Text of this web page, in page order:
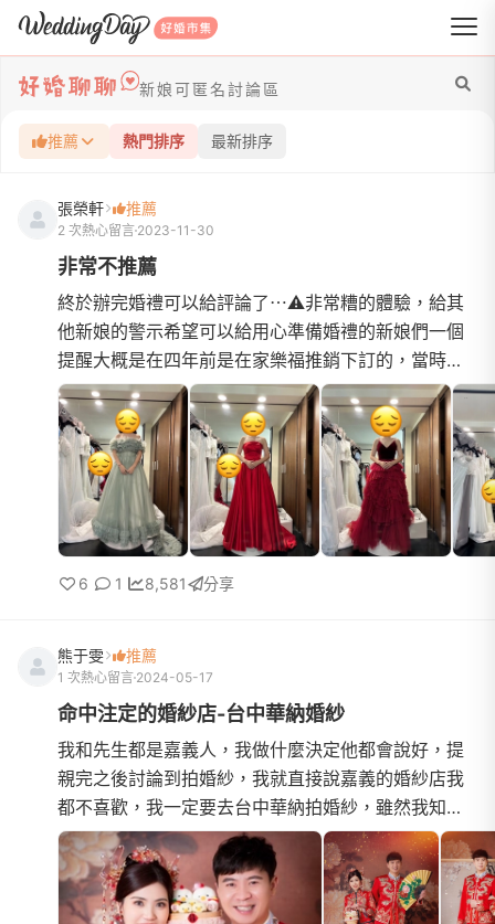
WeddingDay 好婚市集
新娘可匿名討論區
推薦 熱門排序 最新排序
張榮軒 推薦
2 次熱心留言 2023-11-30
非常不推薦
終於辦完婚禮可以給評論了⋯⚠️非常糟的體驗，給其
他新娘的警示希望可以給用心準備婚禮的新娘們一個
提醒大概是在四年前是在家樂福推銷下訂的，當時還
不太懂婚紗行業，衝動就下訂了⋯先說優點再說很雷
的地方1.部分服務人...
6 1 8,581 分享
熊于雯 推薦
1 次熱心留言 2024-05-17
命中注定的婚紗店-台中華納婚紗
我和先生都是嘉義人，我做什麼決定他都會說好，提
親完之後討論到拍婚紗，我就直接說嘉義的婚紗店我
都不喜歡，我一定要去台中華納拍婚紗，雖然我知道
挑外縣市的婚紗店到結婚宴客結束前一定會一直來回
奔波台中，累到我...